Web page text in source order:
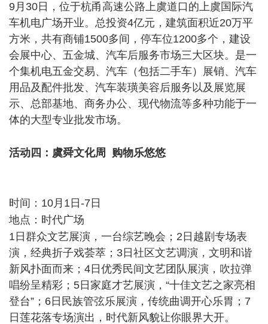
9月30日，位于杭甬高速公路上虞道口的上虞国际汽
车机电广场开业。总投资4亿元，建筑面积近20万平
方米，共有商铺1500多间，停车位1200多个，建设
会展中心、五金城、汽车后服务市场三大区块。是一
个集机电五金交易、汽车（包括二手车）展销、汽车
用品及配件批发、汽车装璜美容后服务以及展览展
示、总部基地、商务办公、现代物流等多种功能于一
体的大型专业批发市场。
活动四：虞舜文化周 购物乐悠悠
时间：10月1日-7日
地点：时代广场
1日群众文艺展演，一台综艺晚会；2日越剧专场表
演，经典折子戏荟萃；3日社区文艺调演，文明和谐
新风扑面而来；4日优秀民间文艺团队展演，吹拉弹
唱纷呈精彩；5日家庭才艺展演，“十佳文艺之家亮相
登台”；6日民族管弦乐展演，传统曲调开心乐胃；7
日莲花落专场演出，时代新风貌让你眼界大开。